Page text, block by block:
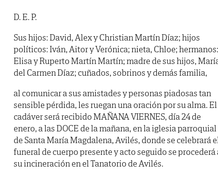
D. E. P.
Sus hijos: David, Alex y Christian Martín Díaz; hijos
políticos: Iván, Aitor y Verónica; nieta, Chloe; hermanos:
Elisa y Ruperto Martín Martín; madre de sus hijos,
del Carmen Díaz; cuñados, sobrinos y demás familia,
al comunicar a sus amistades y personas piadosas tan
sensible pérdida, les ruegan una oración por su alma. El
cadáver será recibido MAÑANA VIERNES, día 24 de
enero, a las DOCE de la mañana, en la iglesia parroquial
de Santa María Magdalena, Avilés, donde se celebrará
funeral de cuerpo presente y acto seguido se procederá
su incineración en el Tanatorio de Avilés.